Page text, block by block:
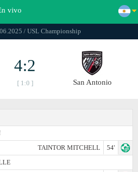
vivo
/ USL Championship
4:2
[ 1:0 ] San Antonio
TAINTOR MITCHELL
54'